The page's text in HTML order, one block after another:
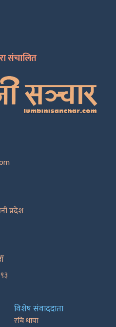
संचालित
प्रदेश
विशेष संवाददाता
रबि थापा